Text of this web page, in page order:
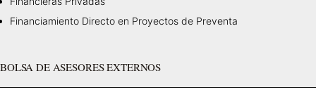
Financiamiento Directo en Proyectos de Preventa
BOLSA DE ASESORES EXTERNOS